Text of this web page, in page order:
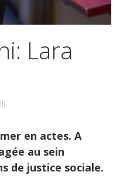
Lara
en actes. A
au sein
de justice sociale.